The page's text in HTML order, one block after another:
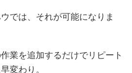
では、それが可能になりま
業を追加するだけでリピート
変わり。